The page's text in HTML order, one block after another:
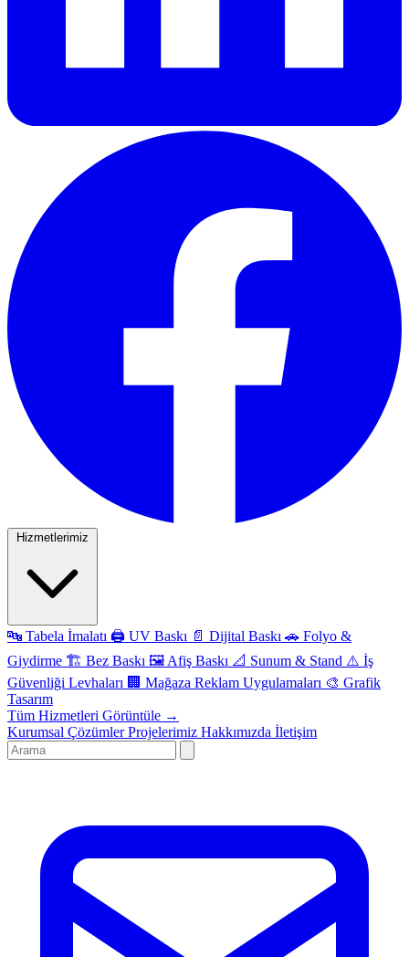
🔤 Tabela İmalatı 🖨️ UV Baskı 📄 Dijital Baskı 🚗 Folyo &
Giydirme 🏗️ Bez Baskı 🖼️ Afiş Baskı 📐 Sunum & Stand ⚠️ İş
Güvenliği Levhaları 🏢 Mağaza Reklam Uygulamaları 🎨 Grafik
Tasarım
Tüm Hizmetleri Görüntüle →
Kurumsal ÇözümlerProjelerimiz Hakkımızda İletişim